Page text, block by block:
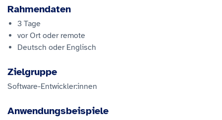
Rahmendaten
3 Tage
vor Ort oder remote
Deutsch oder Englisch
Zielgruppe
Software-Entwickler:innen
Anwendungsbeispiele